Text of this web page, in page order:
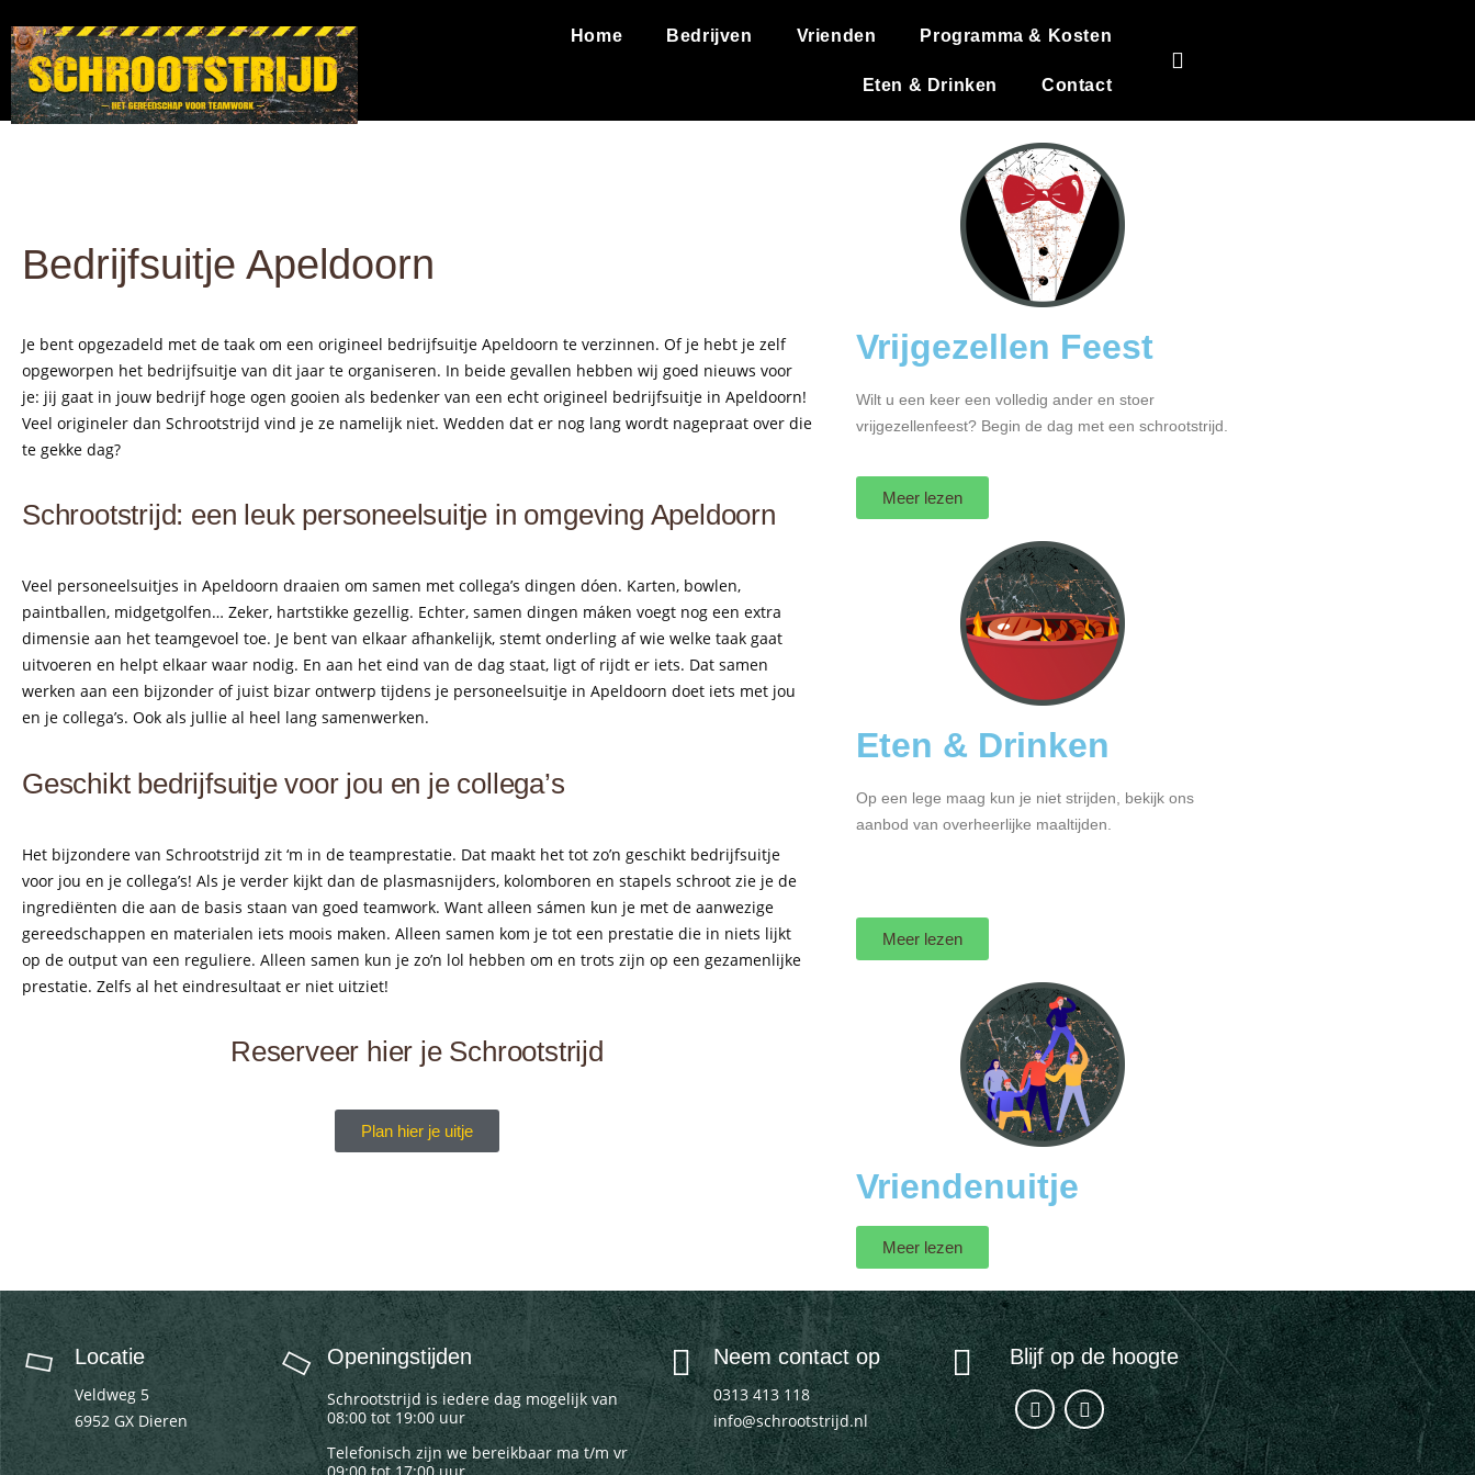
Home Bedrijven Vrienden Programma & Kosten
Eten & Drinken Contact
Bedrijfsuitje Apeldoorn
Je bent opgezadeld met de taak om een origineel bedrijfsuitje Apeldoorn te verzinnen. Of je hebt je zelf
opgeworpen het bedrijfsuitje van dit jaar te organiseren. In beide gevallen hebben wij goed nieuws voor
je: jij gaat in jouw bedrijf hoge ogen gooien als bedenker van een echt origineel bedrijfsuitje in Apeldoorn!
Veel origineler dan Schrootstrijd vind je ze namelijk niet. Wedden dat er nog lang wordt nagepraat over die
te gekke dag?
Schrootstrijd: een leuk personeelsuitje in omgeving Apeldoorn
Veel personeelsuitjes in Apeldoorn draaien om samen met collega’s dingen dóen. Karten, bowlen,
paintballen, midgetgolfen… Zeker, hartstikke gezellig. Echter, samen dingen máken voegt nog een extra
dimensie aan het teamgevoel toe. Je bent van elkaar afhankelijk, stemt onderling af wie welke taak gaat
uitvoeren en helpt elkaar waar nodig. En aan het eind van de dag staat, ligt of rijdt er iets. Dat samen
werken aan een bijzonder of juist bizar ontwerp tijdens je personeelsuitje in Apeldoorn doet iets met jou
en je collega’s. Ook als jullie al heel lang samenwerken.
Geschikt bedrijfsuitje voor jou en je collega’s
Het bijzondere van Schrootstrijd zit ‘m in de teamprestatie. Dat maakt het tot zo’n geschikt bedrijfsuitje
voor jou en je collega’s! Als je verder kijkt dan de plasmasnijders, kolomboren en stapels schroot zie je de
ingrediënten die aan de basis staan van goed teamwork. Want alleen sámen kun je met de aanwezige
gereedschappen en materialen iets moois maken. Alleen samen kom je tot een prestatie die in niets lijkt
op de output van een reguliere. Alleen samen kun je zo’n lol hebben om en trots zijn op een gezamenlijke
prestatie. Zelfs al het eindresultaat er niet uitziet!
Reserveer hier je Schrootstrijd
Plan hier je uitje
Vrijgezellen Feest
Wilt u een keer een volledig ander en stoer
vrijgezellenfeest? Begin de dag met een schrootstrijd.
Meer lezen
Eten & Drinken
Op een lege maag kun je niet strijden, bekijk ons
aanbod van overheerlijke maaltijden.
Meer lezen
Vriendenuitje
Meer lezen
Locatie
Veldweg 5
6952 GX Dieren
Openingstijden
Schrootstrijd is iedere dag mogelijk van
08:00 tot 19:00 uur
Telefonisch zijn we bereikbaar ma t/m vr
09:00 tot 17:00 uur
Neem contact op
0313 413 118
info@schrootstrijd.nl
Blijf op de hoogte